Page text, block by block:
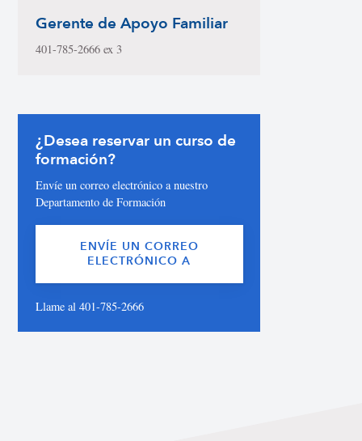
Gerente de Apoyo Familiar
401-785-2666 ex 3
¿Desea reservar un curso de
formación?
Envíe un correo electrónico a nuestro
Departamento de Formación
ENVÍE UN CORREO
ELECTRÓNICO A
Llame al 401-785-2666